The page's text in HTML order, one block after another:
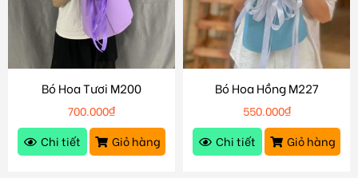
Bó Hoa Tươi M200
700.000₫
Chi tiết
Giỏ hàng
Bó Hoa Hồng M227
550.000₫
Chi tiết
Giỏ hàng